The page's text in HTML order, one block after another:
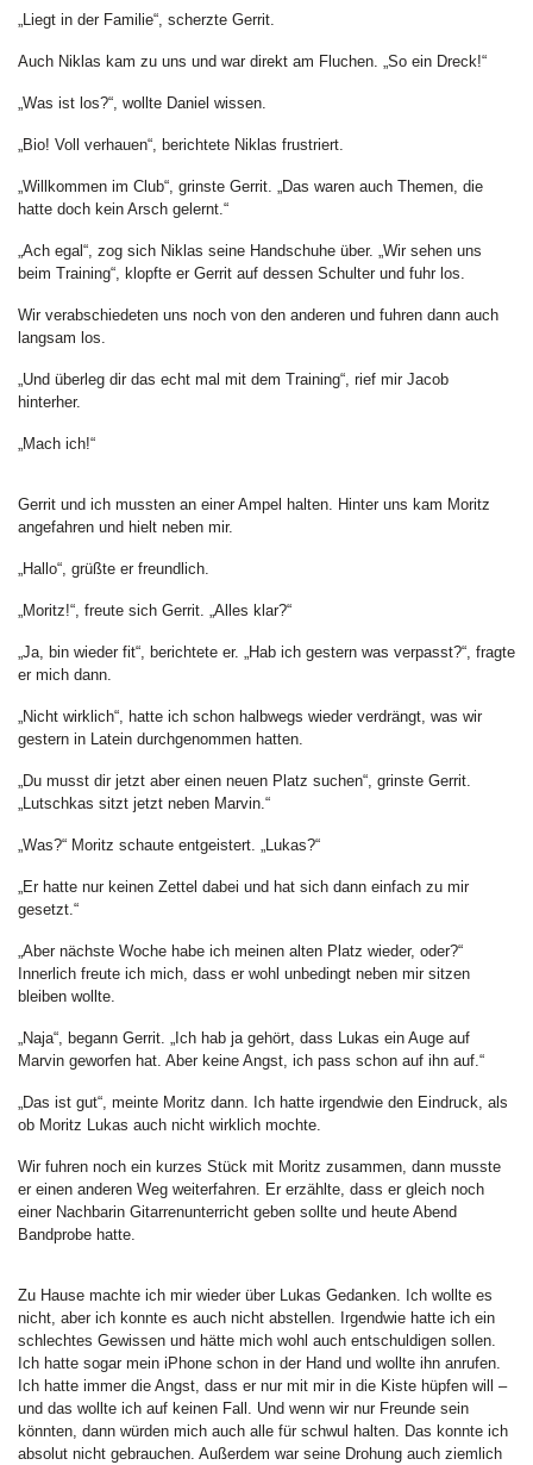
„Liegt in der Familie“, scherzte Gerrit.
Auch Niklas kam zu uns und war direkt am Fluchen. „So ein Dreck!“
„Was ist los?“, wollte Daniel wissen.
„Bio! Voll verhauen“, berichtete Niklas frustriert.
„Willkommen im Club“, grinste Gerrit. „Das waren auch Themen, die
hatte doch kein Arsch gelernt.“
„Ach egal“, zog sich Niklas seine Handschuhe über. „Wir sehen uns
beim Training“, klopfte er Gerrit auf dessen Schulter und fuhr los.
Wir verabschiedeten uns noch von den anderen und fuhren dann auch
langsam los.
„Und überleg dir das echt mal mit dem Training“, rief mir Jacob
hinterher.
„Mach ich!“
Gerrit und ich mussten an einer Ampel halten. Hinter uns kam Moritz
angefahren und hielt neben mir.
„Hallo“, grüßte er freundlich.
„Moritz!“, freute sich Gerrit. „Alles klar?“
„Ja, bin wieder fit“, berichtete er. „Hab ich gestern was verpasst?“, fragte
er mich dann.
„Nicht wirklich“, hatte ich schon halbwegs wieder verdrängt, was wir
gestern in Latein durchgenommen hatten.
„Du musst dir jetzt aber einen neuen Platz suchen“, grinste Gerrit.
„Lutschkas sitzt jetzt neben Marvin.“
„Was?“ Moritz schaute entgeistert. „Lukas?“
„Er hatte nur keinen Zettel dabei und hat sich dann einfach zu mir
gesetzt.“
„Aber nächste Woche habe ich meinen alten Platz wieder, oder?“
Innerlich freute ich mich, dass er wohl unbedingt neben mir sitzen
bleiben wollte.
„Naja“, begann Gerrit. „Ich hab ja gehört, dass Lukas ein Auge auf
Marvin geworfen hat. Aber keine Angst, ich pass schon auf ihn auf.“
„Das ist gut“, meinte Moritz dann. Ich hatte irgendwie den Eindruck, als
ob Moritz Lukas auch nicht wirklich mochte.
Wir fuhren noch ein kurzes Stück mit Moritz zusammen, dann musste
er einen anderen Weg weiterfahren. Er erzählte, dass er gleich noch
einer Nachbarin Gitarrenunterricht geben sollte und heute Abend
Bandprobe hatte.
Zu Hause machte ich mir wieder über Lukas Gedanken. Ich wollte es
nicht, aber ich konnte es auch nicht abstellen. Irgendwie hatte ich ein
schlechtes Gewissen und hätte mich wohl auch entschuldigen sollen.
Ich hatte sogar mein iPhone schon in der Hand und wollte ihn anrufen.
Ich hatte immer die Angst, dass er nur mit mir in die Kiste hüpfen will –
und das wollte ich auf keinen Fall. Und wenn wir nur Freunde sein
könnten, dann würden mich auch alle für schwul halten. Das konnte ich
absolut nicht gebrauchen. Außerdem war seine Drohung auch ziemlich